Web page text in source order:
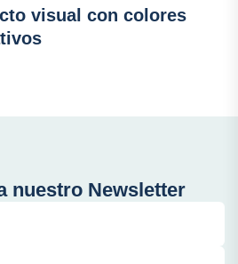
visual con colores
nuestro Newsletter